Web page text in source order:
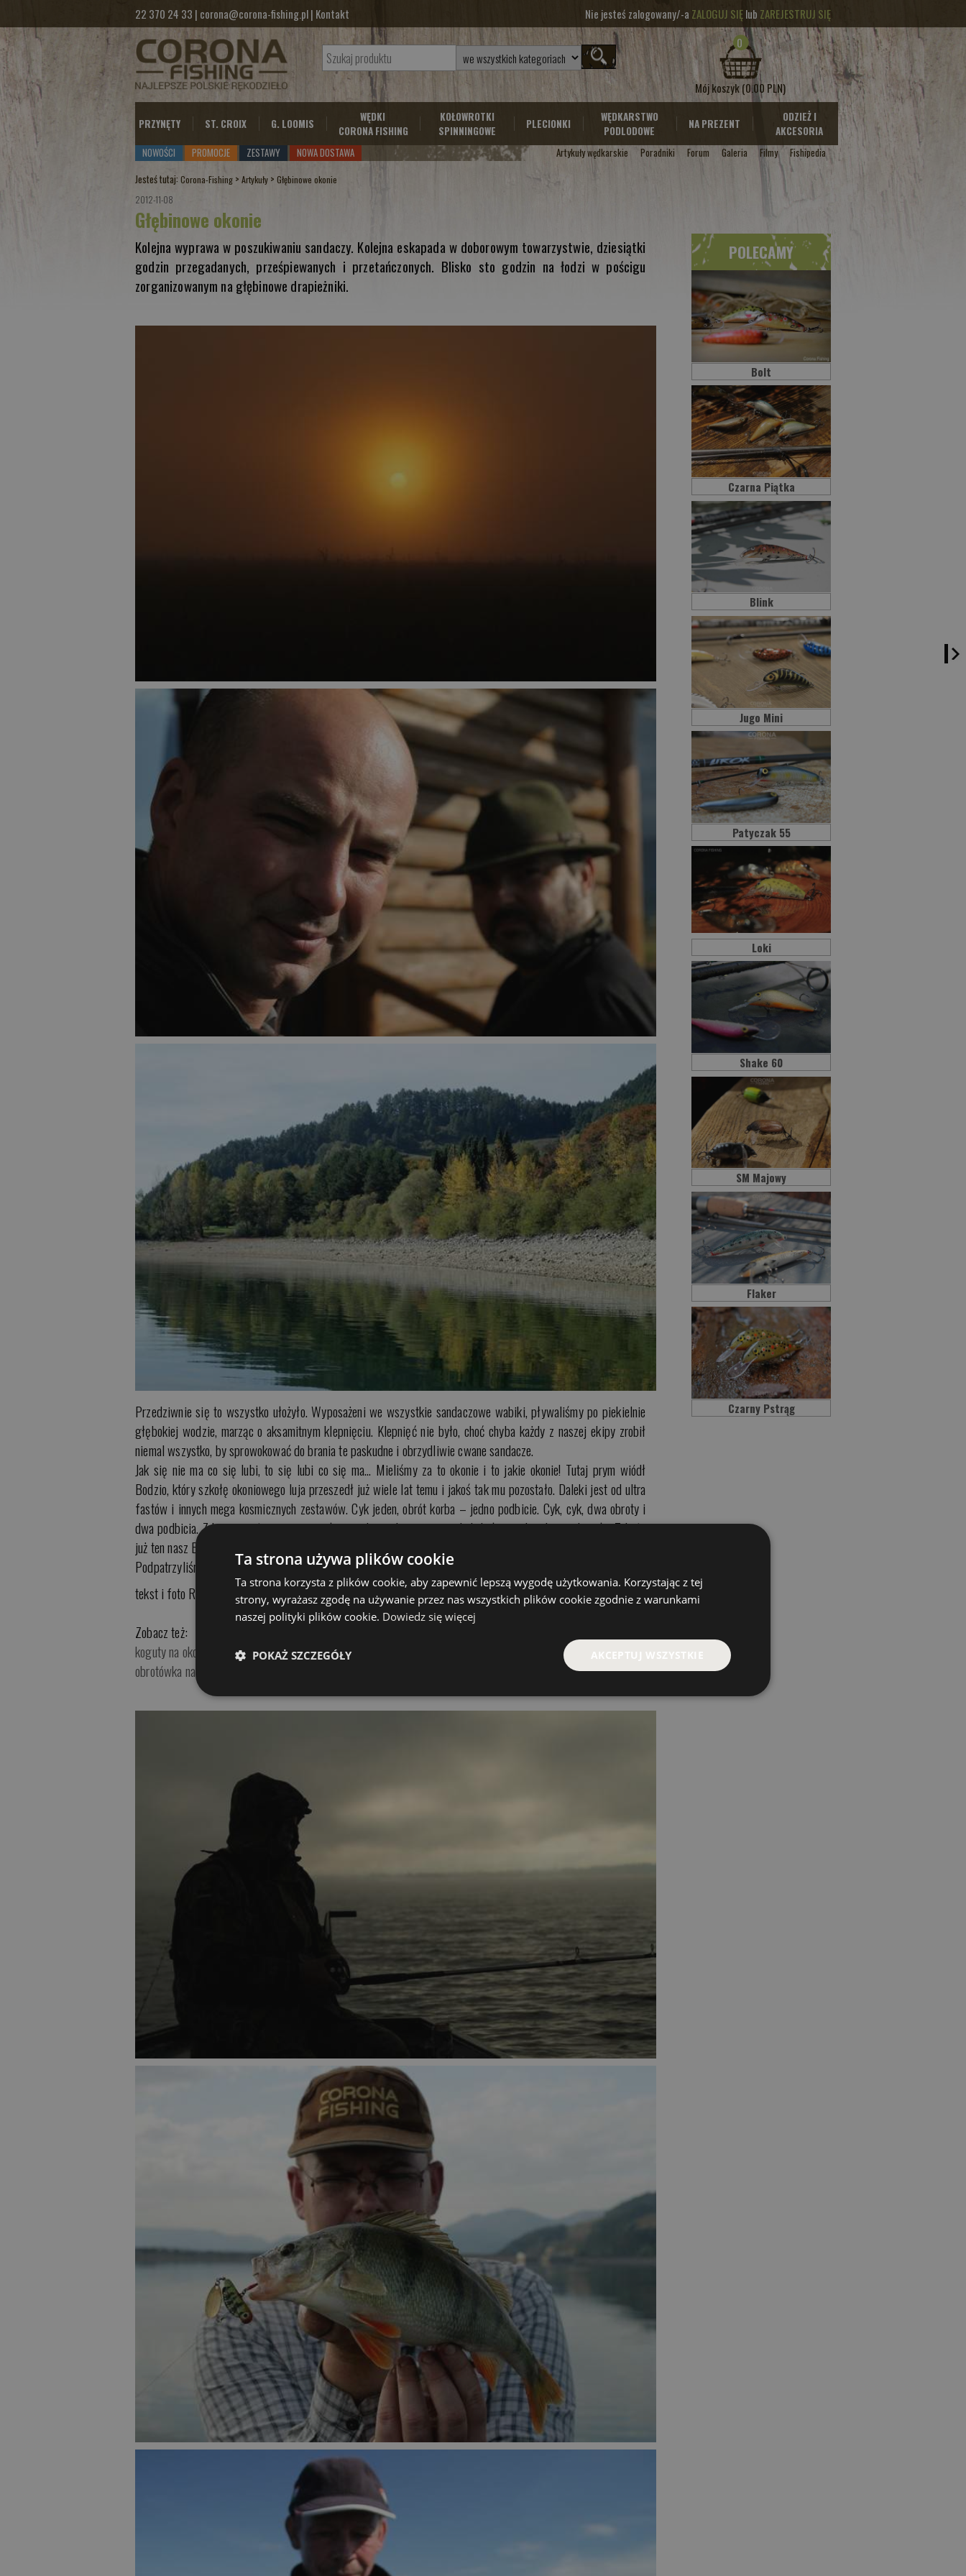
22 370 24 33 | corona@corona-fishing.pl| Kontakt Nie jesteś zalogowany/-a ZALOGUJ SIĘlub ZAREJESTRUJ SIĘ
0
Mój koszyk(0.00 PLN)
PRZYNĘTY ST. CROIX G. LOOMIS
WĘDKI
CORONA FISHING
KOŁOWROTKI
SPINNINGOWE
PLECIONKI
WĘDKARSTWO
PODLODOWE
NA PREZENT
ODZIEŻ I
AKCESORIA
NOWOŚCI
PROMOCJE ZESTAWY NOWA DOSTAWA Artykuły wędkarskie Poradniki Forum Galeria Filmy
Fishipedia
Jesteś tutaj: Corona-Fishing >Artykuły >Głębinowe okonie
2012-11-08
Głębinowe okonie
Kolejna wyprawa w poszukiwaniu sandaczy. Kolejna eskapada w doborowym towarzystwie, dziesiątki
godzin przegadanych, prześpiewanych i przetańczonych. Blisko sto godzin na łodzi w pościgu
zorganizowanym na głębinowe drapieżniki.
Przedziwnie się to wszystko ułożyło. Wyposażeni we wszystkie sandaczowe wabiki, pływaliśmy po piekielnie
głębokiej wodzie, marząc o aksamitnym klepnięciu. Klepnięć nie było, choć chyba każdy z naszej ekipy zrobił
niemal wszystko, by sprowokować do brania te paskudne i obrzydliwie cwane sandacze.
Jak się nie ma co się lubi, to się lubi co się ma… Mieliśmy za to okonie i to jakie okonie! Tutaj prym wiódł
Bodzio, który szkołę okoniowego luja przeszedł już wiele lat temu i jakoś tak mu pozostało. Daleki jest od ultra
fastów i innych mega kosmicznych zestawów. Cyk jeden, obrót korba – jedno podbicie. Cyk, cyk, dwa obroty i
dwa podbicia. Z kamienną twarzą wyciągał największe okonie, a mi gul skakał niemal pod sama kopułę. Taki to
już ten nasz Boguś. Wolny, leniwy i piekielnie skuteczny.
Podpatrzyliśmy cwaniaczka i zaczęliśmy łowić. Ale co tu gadać, fotki wiele opowiedzą.
tekst i foto Remigiusz Kopiej
Zobacz też:
koguty na okonia
obrotówka na okonie
POLECAMY
Bolt
Czarna Piątka
Blink
Jugo Mini
Patyczak 55
Loki
Shake 60
SM Majowy
Flaker
Czarny Pstrąg
Ta strona używa plików cookie
Ta strona korzysta z plików cookie, aby zapewnić lepszą wygodę użytkowania. Korzystając z tej
strony, wyrażasz zgodę na używanie przez nas wszystkich plików cookie zgodnie z warunkami
naszej polityki plików cookie. Dowiedz się więcej
AKCEPTUJ WSZYSTKIE
POKAŻ SZCZEGÓŁY